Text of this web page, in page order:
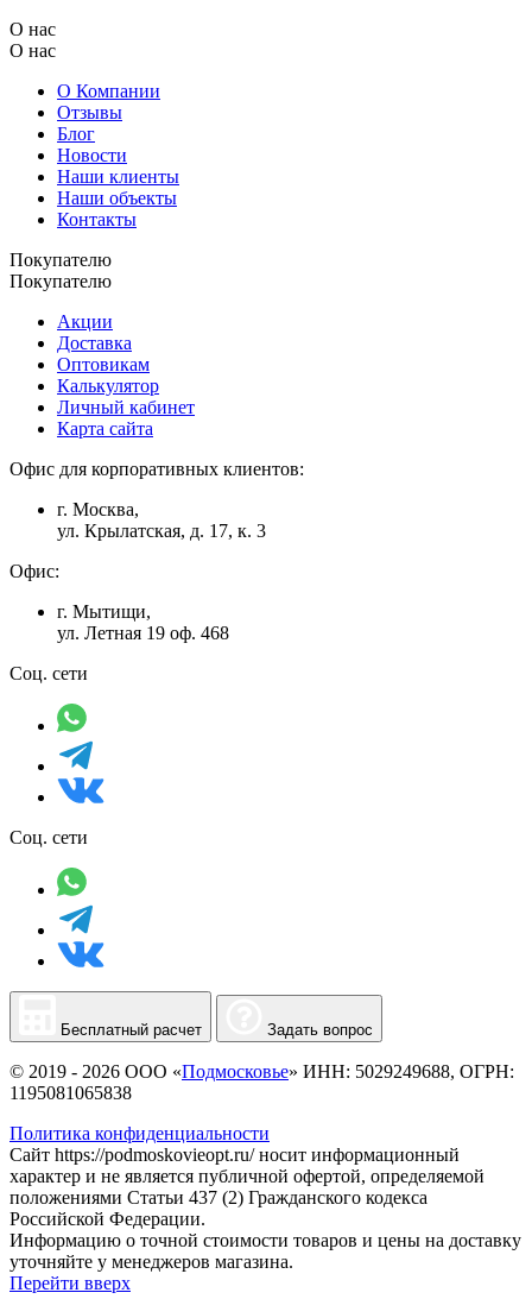
О нас
О нас
О Компании
Отзывы
Блог
Новости
Наши клиенты
Наши объекты
Контакты
Покупателю
Покупателю
Акции
Доставка
Оптовикам
Калькулятор
Личный кабинет
Карта сайта
Офис для корпоративных клиентов:
г. Москва,
ул. Крылатская, д. 17, к. 3
Офис:
г. Мытищи,
ул. Летная 19 оф. 468
Соц. сети
Соц. сети
Бесплатный расчет Задать вопрос
© 2019 - 2026 ООО «Подмосковье» ИНН: 5029249688, ОГРН:
1195081065838
Политика конфиденциальности
Сайт https://podmoskovieopt.ru/ носит информационный
характер и не является публичной офертой, определяемой
положениями Статьи 437 (2) Гражданского кодекса
Российской Федерации.
Информацию о точной стоимости товаров и цены на доставку
уточняйте у менеджеров магазина.
Перейти вверх